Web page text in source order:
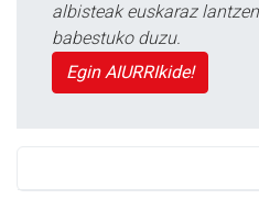
albisteak euskaraz
babestuko duzu.
Egin AIURRIkide!